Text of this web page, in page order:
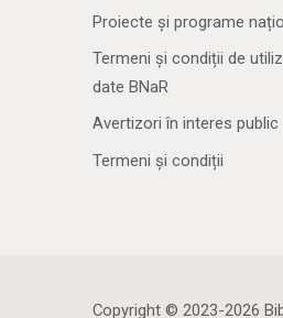
Proiecte și programe
Termeni și condiții de
date BNaR
Avertizori în interes public
Termeni și condiții
Copyright © 2023-2026